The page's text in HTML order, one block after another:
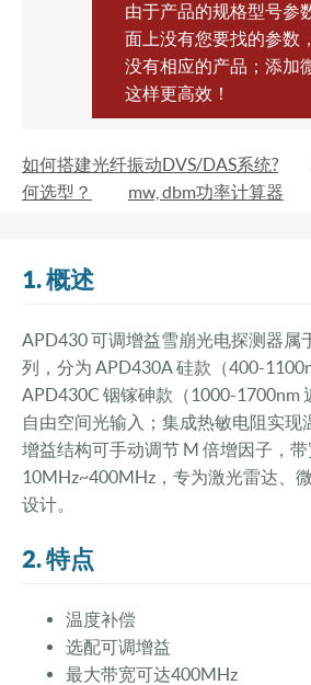
由于产品的规格型号参
面上没有您要找的参数
没有相应的产品；添加
这样更高效！
如何搭建光纤振动DVS/DAS系统?
何选型？
mw, dbm功率计算器
1. 概述
APD430 可调增益雪崩光电探测器属
列，分为 APD430A 硅款（400-
APD430C 铟镓砷款（1000-1700nm
自由空间光输入；集成热敏电阻实现
增益结构可手动调节 M 倍增因子，
10MHz~400MHz，专为激光雷达、
设计。
2. 特点
温度补偿
选配可调增益
最大带宽可达400MHz